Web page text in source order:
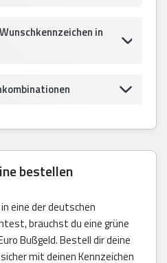
in
bestellen
eine der deutschen
brauchst du eine grüne
Bußgeld. Bestell dir deine
mit deinen Kennzeichen